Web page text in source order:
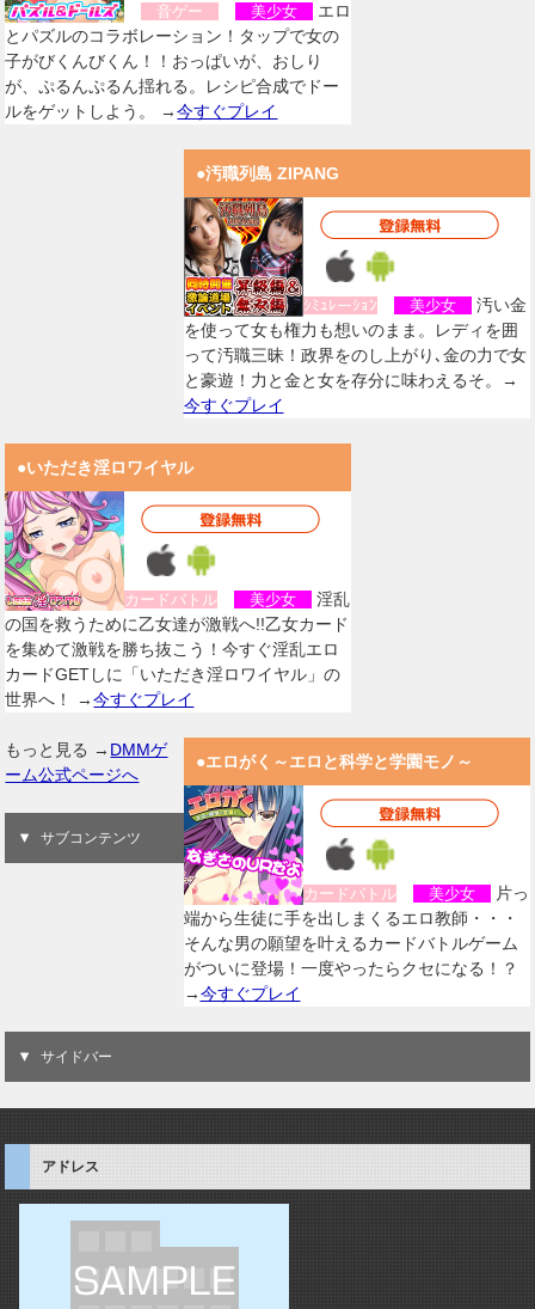
音ゲー 美少女
エロ
とパズルのコラボレーション！タップで女の
子がびくんびくん！！おっぱいが、おしり
が、ぷるんぷるん揺れる。レシピ合成でドー
ルをゲットしよう。 →今すぐプレイ
●汚職列島 ZIPANG
ｼﾐｭﾚーｼｮﾝ 美少女
汚い金
を使って女も権力も想いのまま。レディを囲
って汚職三昧！政界をのし上がり､金の力で女
と豪遊！力と金と女を存分に味わえるそ。→
今すぐプレイ
●いただき淫ロワイヤル
カードバトル 美少女
淫乱
の国を救うために乙女達が激戦へ!!乙女カード
を集めて激戦を勝ち抜こう！今すぐ淫乱エロ
カードGETしに「いただき淫ロワイヤル」の
世界へ！ →今すぐプレイ
●エロがく～エロと科学と学園モノ～
カードバトル 美少女
片っ
端から生徒に手を出しまくるエロ教師・・・
そんな男の願望を叶えるカードバトルゲーム
がついに登場！一度やったらクセになる！？
→今すぐプレイ
もっと見る → DMMゲ
ーム公式ページへ
サブコンテンツ
サイドバー
アドレス